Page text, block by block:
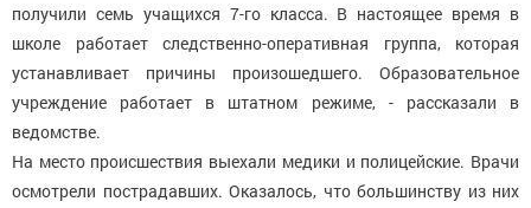
получили семь учащихся 7-го класса. В настоящее время в
школе работает следственно-оперативная группа, которая
устанавливает причины произошедшего. Образовательное
учреждение работает в штатном режиме, - рассказали в
ведомстве.
На место происшествия выехали медики и полицейские. Врачи
осмотрели пострадавших. Оказалось, что большинству из них